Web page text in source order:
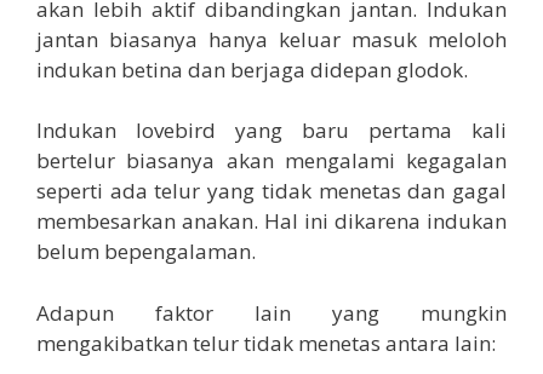
akan lebih aktif dibandingkan jantan. Indukan
jantan biasanya hanya keluar masuk meloloh
indukan betina dan berjaga didepan glodok.
Indukan lovebird yang baru pertama kali
bertelur biasanya akan mengalami kegagalan
seperti ada telur yang tidak menetas dan gagal
membesarkan anakan. Hal ini dikarena indukan
belum bepengalaman.
Adapun faktor lain yang mungkin
mengakibatkan telur tidak menetas antara lain: